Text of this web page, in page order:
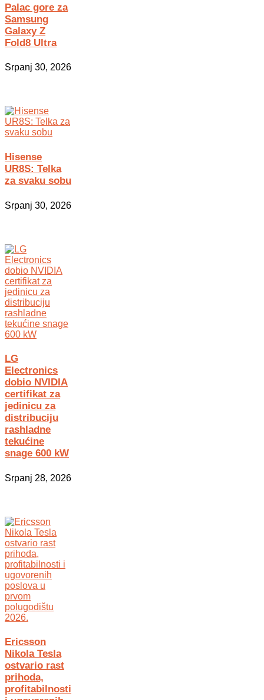
Palac gore za
Samsung
Galaxy Z
Fold8 Ultra
Srpanj 30, 2026
Hisense
UR8S: Telka
za svaku sobu
Srpanj 30, 2026
LG
Electronics
dobio NVIDIA
certifikat za
jedinicu za
distribuciju
rashladne
tekućine
snage 600 kW
Srpanj 28, 2026
Ericsson
Nikola Tesla
ostvario rast
prihoda,
profitabilnosti